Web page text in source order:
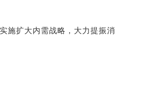
施扩大内需战略，大力提振消